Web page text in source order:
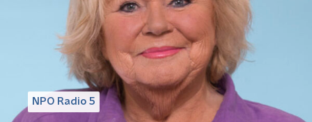
NPO Radio 5